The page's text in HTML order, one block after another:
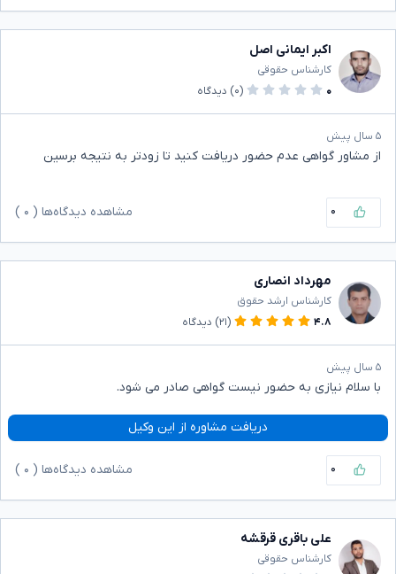
اکبر ایمانی اصل
کارشناس حقوقی
۰
(۰) دیدگاه
۵ سال پیش
از مشاور گواهی عدم‌ حضور دریافت کنید تا زودتر به نتیجه برسین
۰ مشاهده دیدگاه‌ها ( ۰
مهرداد انصاری
کارشناس ارشد حقوق
۴.۸
(۲۱) دیدگاه
۵ سال پیش
با سلام نیازی به حضور نیست گواهی صادر می شود.
دریافت مشاوره از این وکیل
۰ مشاهده دیدگاه‌ها ( ۰
علی باقری قرقشه
کارشناس حقوقی